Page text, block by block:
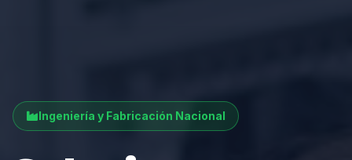
Ingeniería y Fabricación Nacional